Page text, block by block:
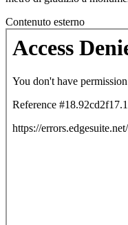
Contenuto esterno